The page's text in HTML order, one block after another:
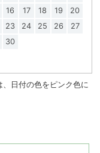
16 17 18 19
20
23 24 25 26
27
30
日付の色をピンク色に